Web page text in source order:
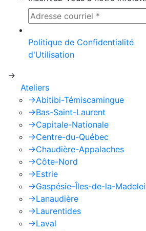
Politique de Confidentialité
d'Utilisation
->
Ateliers
->Abitibi-Témiscamingue
->Bas-Saint-Laurent
->Capitale-Nationale
->Centre-du-Québec
->Chaudière-Appalaches
->Côte-Nord
->Estrie
->Gaspésie–Îles-de-la-
->Lanaudière
->Laurentides
->Laval